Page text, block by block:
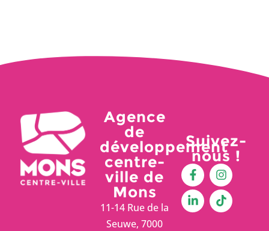
Agence
de
développement
centre-
ville de
Mons
11-14 Rue de la
Seuwe, 7000
Suivez-
nous !